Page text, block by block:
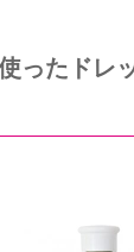
ったドレ